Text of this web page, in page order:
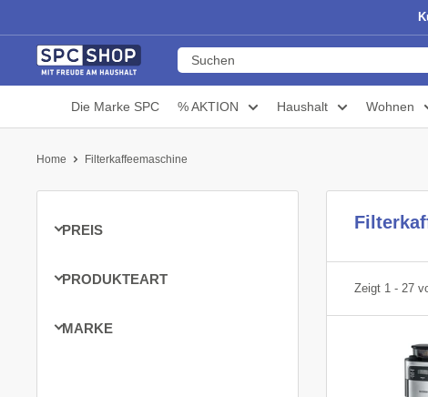
Inhalt
SPCSHOP
Die Marke SPC % AKTION Haushalt Wohnen
Home Filterkaffeemaschine
PREIS
PRODUKTEART
MARKE
Zeigt 1 - 27